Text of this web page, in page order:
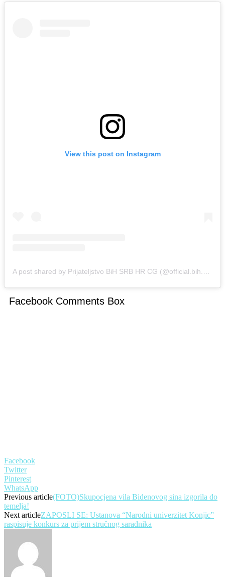
View this post on Instagram
Facebook Comments Box
Facebook
Twitter
Pinterest
WhatsApp
Previous article(FOTO)Skupocjena vila Bidenovog sina izgorila do
temelja!
Next articleZAPOSLI SE: Ustanova “Narodni univerzitet Konjic”
raspisuje konkurs za prijem stručnog saradnika